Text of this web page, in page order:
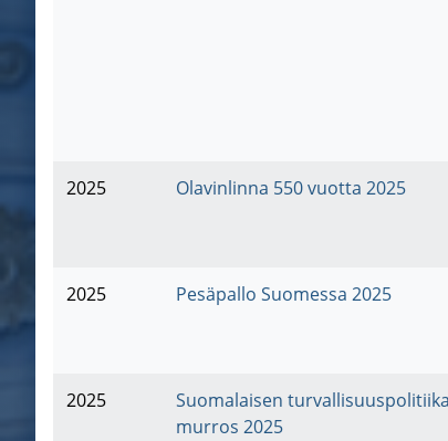
2025 Olavinlinna 550 vuotta 2025
2025 Pesäpallo Suomessa 2025
2025
Suomalaisen
murros 2025